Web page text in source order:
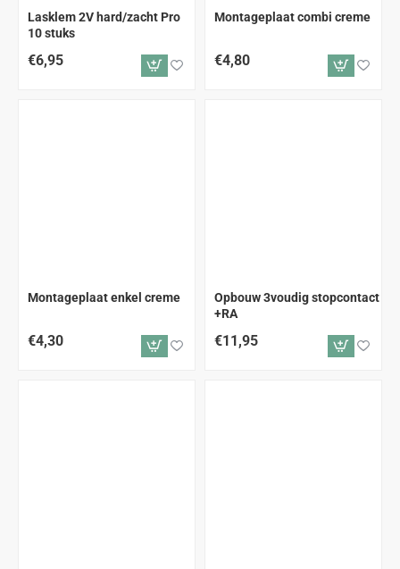
Lasklem 2V hard/zacht Pro
10 stuks
€6,95
Montageplaat combi creme
€4,80
Montageplaat enkel creme
€4,30
Opbouw 3voudig stopcontact
+RA
€11,95